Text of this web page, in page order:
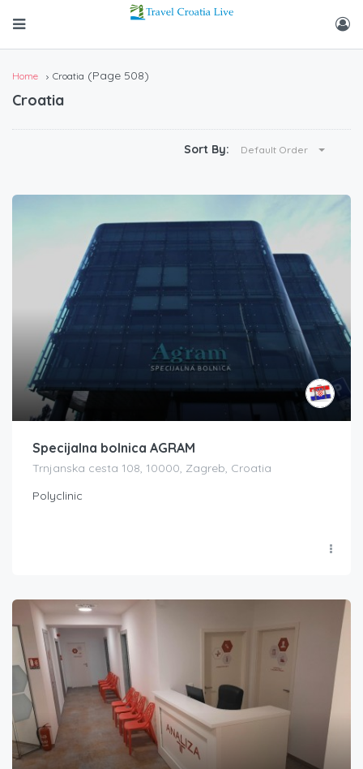
Home Croatia (Page 508)
Croatia
Sort By: Default Order
Specijalna bolnica AGRAM
Trnjanska cesta 108, 10000, Zagreb, Croatia
Polyclinic